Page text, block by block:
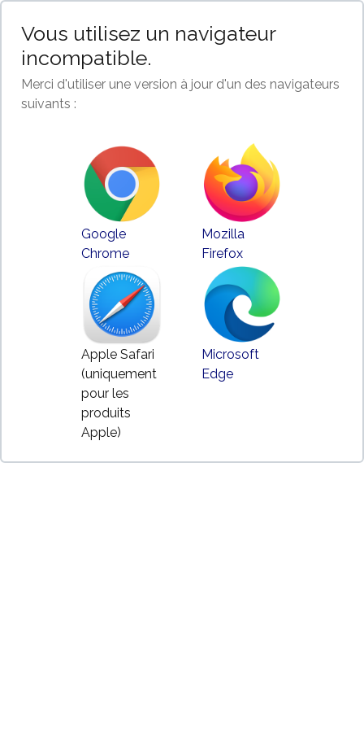
Vous utilisez un navigateur
incompatible.
Merci d'utiliser une version à jour d'un des navigateurs
suivants :
Google
Chrome
Mozilla
Firefox
Apple Safari
(uniquement
pour les
produits
Apple)
Microsoft
Edge